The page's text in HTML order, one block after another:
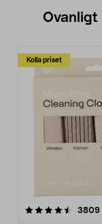
Ovanligt
Kolla priset
3809
4.0av 5